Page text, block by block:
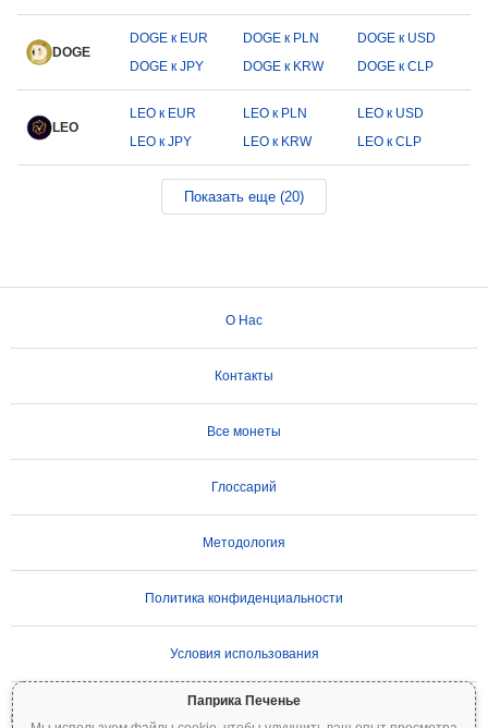
Паприка Печенье
DOGE
DOGE к EUR DOGE к PLN
DOGE к USD
DOGE к JPY
DOGE к KRW DOGE к CLP
LEO
LEO к EUR LEO к PLN
LEO к USD
LEO к JPY
LEO к KRW LEO к CLP
Показать еще (20)
О Нас
Контакты
Все монеты
Глоссарий
Методология
Политика конфиденциальности
Условия использования
ВАЖНОЕ ПРЕДУПРЕЖДЕНИЕ: